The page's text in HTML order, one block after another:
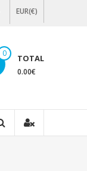
EUR(€)
0 TOTAL
0.00€